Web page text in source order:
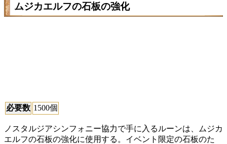
ムジカエルフの石板の強化
必要数 1500個
ノスタルジアシンフォニー協力で手に入るルーンは、ムジカ
エルフの石板の強化に使用する。イベント限定の石板のた